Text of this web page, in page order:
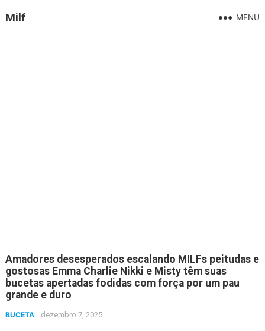
Milf MENU
Amadores desesperados escalando MILFs peitudas e
gostosas Emma Charlie Nikki e Misty têm suas
bucetas apertadas fodidas com força por um pau
grande e duro
BUCETA dezembro 7, 2025